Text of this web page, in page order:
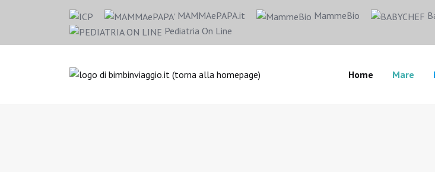
MAMMAePAPA.it MammeBio
Pediatria On Line
Home Mare